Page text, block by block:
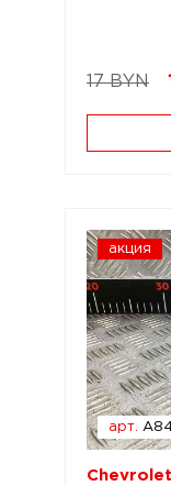
17 BYN
акция
арт.